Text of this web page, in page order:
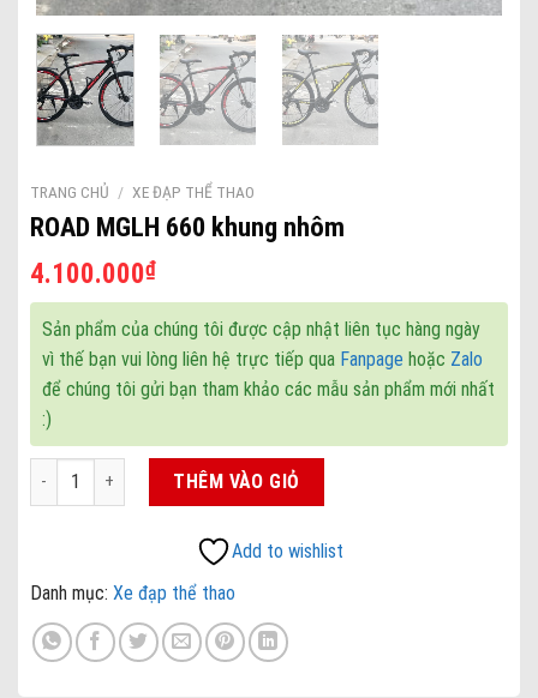
TRANG CHỦ / XE ĐẠP THỂ THAO
ROAD MGLH 660 khung nhôm
4.100.000₫
Sản phẩm của chúng tôi được cập nhật liên tục hàng ngày
vì thế bạn vui lòng liên hệ trực tiếp qua Fanpage hoặc Zalo
để chúng tôi gửi bạn tham khảo các mẫu sản phẩm mới nhất
:)
ROAD MGLH 660 khung nhôm số lượng
THÊM VÀO GIỎ
Add to wishlist
Danh mục: Xe đạp thể thao